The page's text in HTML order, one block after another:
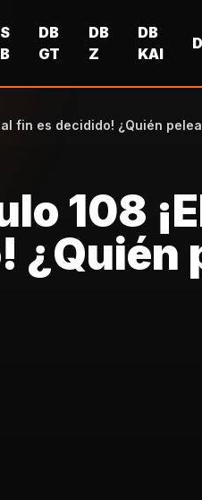
DB
GT
DB
Z
DB
KAI
fin es decidido! ¿Quién
108
¿Quién